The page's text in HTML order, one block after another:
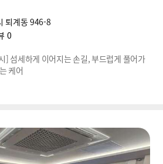
퇴계동 946-8
0
] 섬세하게 이어지는 손길, 부드럽게 풀어가
케어